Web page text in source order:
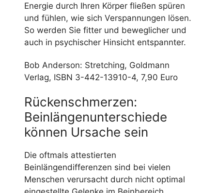
Energie durch Ihren Körper fließen spüren
und fühlen, wie sich Verspannungen lösen.
So werden Sie fitter und beweglicher und
auch in psychischer Hinsicht entspannter.
Bob Anderson: Stretching, Goldmann
Verlag, ISBN 3-442-13910-4, 7,90 Euro
Rückenschmerzen:
Beinlängenunterschiede
können Ursache sein
Die oftmals attestierten
Beinlängendifferenzen sind bei vielen
Menschen verursacht durch nicht optimal